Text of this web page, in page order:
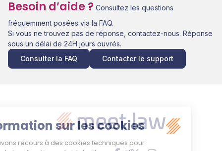
Besoin d’aide ? Consultez les questions
fréquemment posées via la FAQ.
Si vous ne trouvez pas de réponse, contactez-nous. Réponse
sous un délai de 24H jours ouvrés.
Consulter la FAQ
Contacter le support